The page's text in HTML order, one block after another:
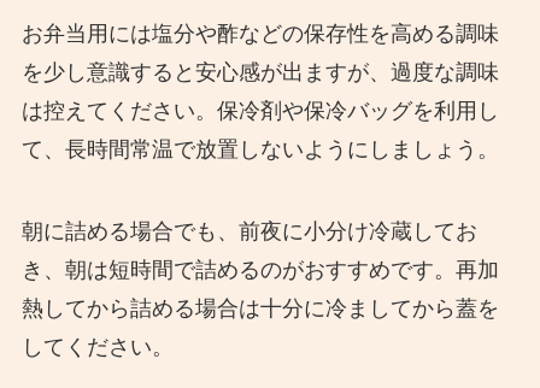
お弁当用には塩分や酢などの保存性を高める調味
を少し意識すると安心感が出ますが、過度な調味
は控えてください。保冷剤や保冷バッグを利用し
て、長時間常温で放置しないようにしましょう。
朝に詰める場合でも、前夜に小分け冷蔵してお
き、朝は短時間で詰めるのがおすすめです。再加
熱してから詰める場合は十分に冷ましてから蓋を
してください。